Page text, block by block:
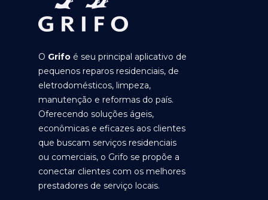
O Grifo é seu principal aplicativo de
pequenos reparos residenciais, de
eletrodomésticos, limpeza,
manutenção e reformas do país.
Oferecendo soluções ágeis,
econômicas e eficazes aos clientes
que buscam serviços residenciais
ou comerciais, o Grifo se propõe a
conectar clientes com os melhores
prestadores de serviço locais.